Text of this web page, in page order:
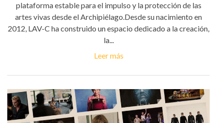
plataforma estable para el impulso y la protección de las
artes vivas desde el Archipiélago.Desde su nacimiento en
2012, LAV-C ha construido un espacio dedicado a la creación,
la...
Leer más